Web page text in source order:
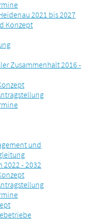
2021 bis 2027
Konzept
Zusammenhalt 2016 -
und
2022 - 2032